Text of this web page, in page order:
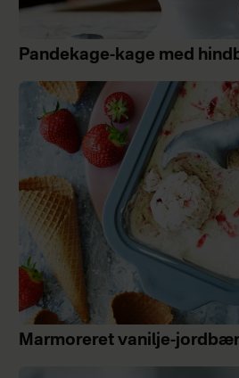
Pandekage-kage med
Marmoreret vanilje-